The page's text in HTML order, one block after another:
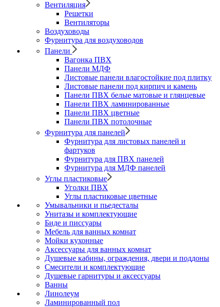
Вентиляция
Решетки
Вентиляторы
Воздуховоды
Фурнитура для воздуховодов
Панели
Вагонка ПВХ
Панели МДФ
Листовые панели влагостойкие под плитку
Листовые панели под кирпич и камень
Панели ПВХ белые матовые и глянцевые
Панели ПВХ ламинированные
Панели ПВХ цветные
Панели ПВХ потолочные
Фурнитура для панелей
Фурнитура для листовых панелей и
фартуков
Фурнитура для ПВХ панелей
Фурнитура для МДФ панелей
Углы пластиковые
Уголки ПВХ
Углы пластиковые цветные
Умывальники и пьедесталы
Унитазы и комплектующие
Биде и писсуары
Мебель для ванных комнат
Мойки кухонные
Аксессуары для ванных комнат
Душевые кабины, ограждения, двери и поддоны
Смесители и комплектующие
Душевые гарнитуры и аксессуары
Ванны
Линолеум
Ламинированный пол